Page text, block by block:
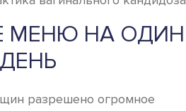
МЕНЮ НА ОДИН
ДЕНЬ
разрешено огромное